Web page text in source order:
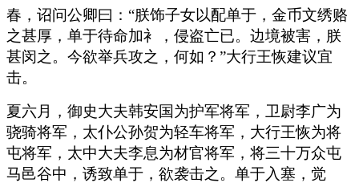
春，诏问公卿曰：“朕饰子女以配单于，金币文绣赂
之甚厚，单于待命加衤，侵盗亡已。边境被害，朕
甚闵之。今欲举兵攻之，何如？”大行王恢建议宜
击。
夏六月，御史大夫韩安国为护军将军，卫尉李广为
骁骑将军，太仆公孙贺为轻车将军，大行王恢为将
屯将军，太中大夫李息为材官将军，将三十万众屯
马邑谷中，诱致单于，欲袭击之。单于入塞，觉